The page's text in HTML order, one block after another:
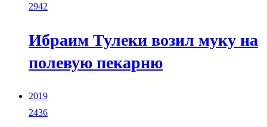
2942
Ибраим Тулеки возил муку на
полевую пекарню
2019
2436